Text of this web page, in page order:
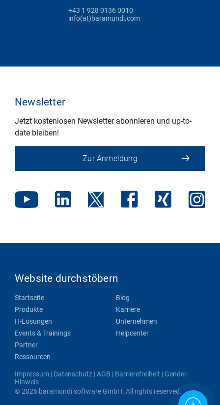
+43 1 928 0136 0010
info(at)baramundi.com
Newsletter
Jetzt kostenlosen Newsletter abonnieren und up-to-
date bleiben!
Zur Anmeldung
Website durchstöbern
Startseite
Produkte
IT-Lösungen
Events & Trainings
Partner
Ressourcen
Blog
Karriere
Unternehmen
Helpcenter
Impressum | Datenschutz |AGB | Barrierefreiheit | Gender-
Hinweis
© 2026 baramundi software GmbH. All rights reserved.